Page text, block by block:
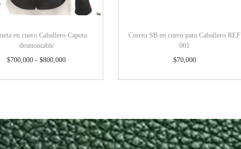
en cuero Caballero Capota
desmontable
$700,000 - $800,000
Correa SB en cuero para Caballero REF
001
$70,000